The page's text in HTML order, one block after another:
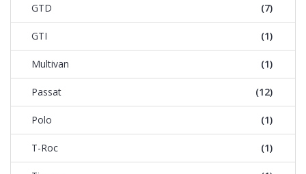
GTD (7)
GTI (1)
Multivan (1)
Passat (12)
Polo (1)
T-Roc (1)